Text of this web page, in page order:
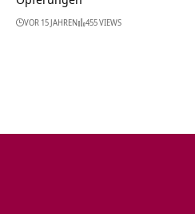
VOR 15 JAHREN 455 VIEWS